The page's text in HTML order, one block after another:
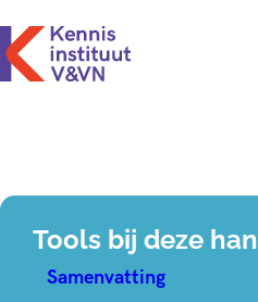
Tools bij deze
Samenvatting